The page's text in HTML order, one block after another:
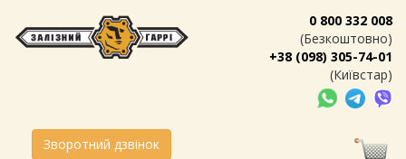
0 800 332 008
(Безкоштовно)
+38 (098) 305-74-01
(Київстар)
Зворотний дзвінок